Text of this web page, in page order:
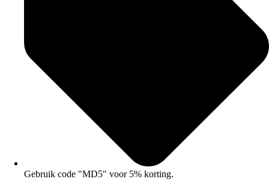
Gebruik code "MD5" voor 5% korting.